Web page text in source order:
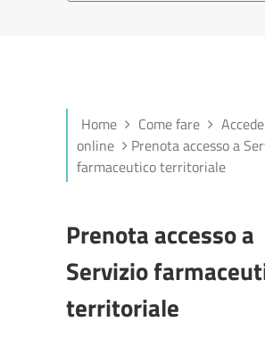
Home Come fare
online
Prenota accesso a
farmaceutico territoriale
Prenota accesso a
Servizio
territoriale